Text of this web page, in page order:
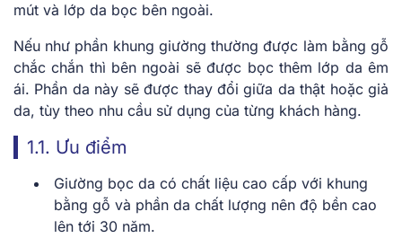
mút và lớp da bọc bên ngoài.
Nếu như phần khung giường thường được làm bằng gỗ
chắc chắn thì bên ngoài sẽ được bọc thêm lớp da êm
ái. Phần da này sẽ được thay đổi giữa da thật hoặc giả
da, tùy theo nhu cầu sử dụng của từng khách hàng.
1.1. Ưu điểm
Giường bọc da có chất liệu cao cấp với khung
bằng gỗ và phần da chất lượng nên độ bền cao
lên tới 30 năm.